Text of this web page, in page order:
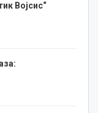
Војсис“